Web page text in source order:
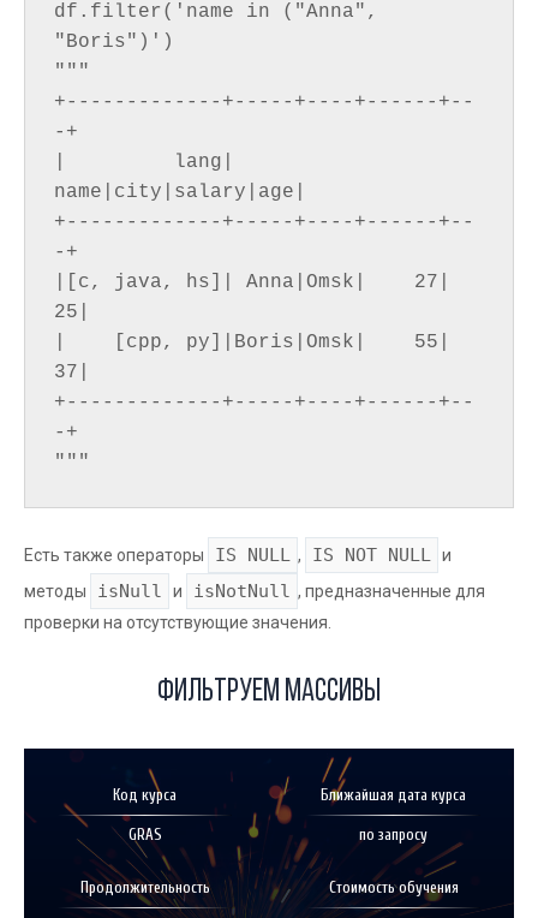
df.filter('name in ("Anna",
"Boris")')
"""
+-------------+-----+----+------+--
-+
|         lang|
name|city|salary|age|
+-------------+-----+----+------+--
-+
|[c, java, hs]| Anna|Omsk|    27|
25|
|    [cpp, py]|Boris|Omsk|    55|
37|
+-------------+-----+----+------+--
-+
Есть также операторы IS NULL , IS NOT NULL и
методы
isNull и isNotNull , предназначенные для
проверки на отсутствующие значения.
Фильтруем массивы
Код курса
GRAS
Ближайшая дата курса
по запросу
Продолжительность Стоимость обучения